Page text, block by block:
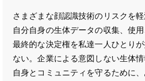
さまざまな顔認識技術のリスクを軽
自分自身の生体データの収集、使
最終的な決定権を私達一人ひとり
ない。企業による意図しない生体
自身とコミュニティを守るために